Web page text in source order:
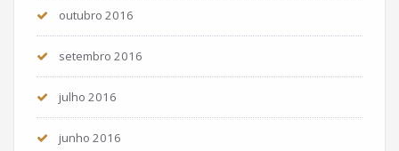
outubro 2016
setembro 2016
julho 2016
junho 2016